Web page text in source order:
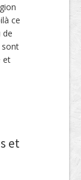
ce
de
sont
et
et